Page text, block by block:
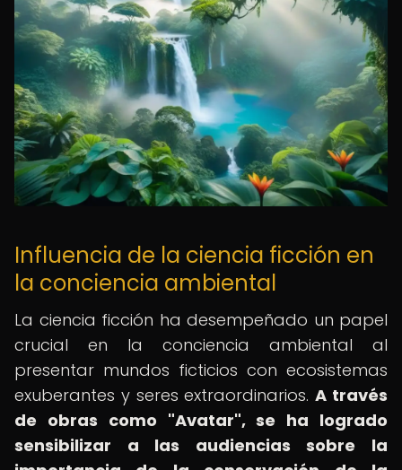
Influencia de la ciencia ficción en
la conciencia ambiental
La ciencia ficción ha desempeñado un papel
crucial en la conciencia ambiental al
presentar mundos ficticios con ecosistemas
exuberantes y seres extraordinarios.A través
de obras como "Avatar", se ha logrado
sensibilizar a las audiencias sobre la